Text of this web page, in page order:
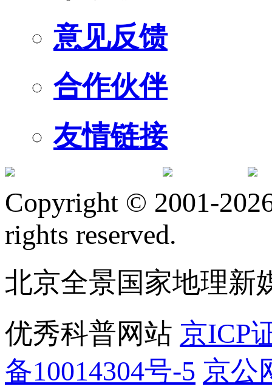
意见反馈
合作伙伴
友情链接
Copyright © 2001-
rights reserved.
北京全景国家地理新
优秀科普网站 京ICP
备10014304号-5 京公